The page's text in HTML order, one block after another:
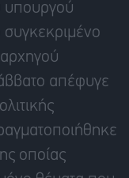
υπουργού
συγκεκριμένο
αρχηγού
απέφυγε
οποίας